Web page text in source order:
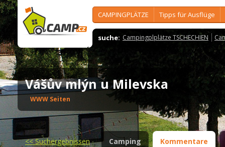
CAMPINGPLÄTZE Tipps für Ausflüge
suche: Campingplplätze TSCHECHIEN
Vášův mlýn u Milevska
WWW Seiten
<<Suchergebnissen Camping Kommentare